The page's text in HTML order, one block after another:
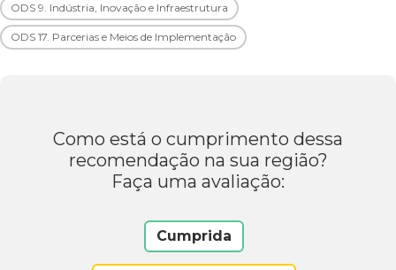
ODS 9. Indústria, Inovação e Infraestrutura
ODS 17. Parcerias e Meios de Implementação
Como está o cumprimento dessa
recomendação na sua região?
Faça uma avaliação:
Cumprida